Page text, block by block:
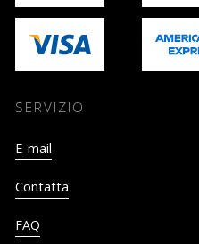
SERVIZIO
E-mail
Contatta
FAQ